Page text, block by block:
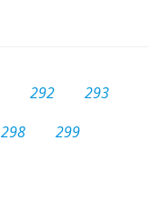
292
293
298
299